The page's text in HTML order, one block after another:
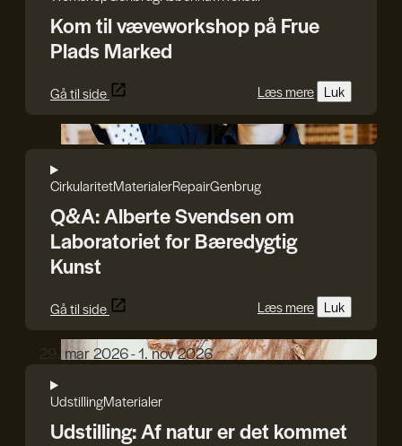
Kom til væveworkshop på Frue
Plads Marked
Gå til side Læs mere Luk
Søren Svendsen
CirkularitetMaterialerRepairGenbrug
Q&A: Alberte Svendsen om
Laboratoriet for Bæredygtig
Kunst
Gå til side Læs mere Luk
Karin Lorentzen
29. mar 2026 - 1. nov 2026
UdstillingMaterialer
Udstilling: Af natur er det kommet